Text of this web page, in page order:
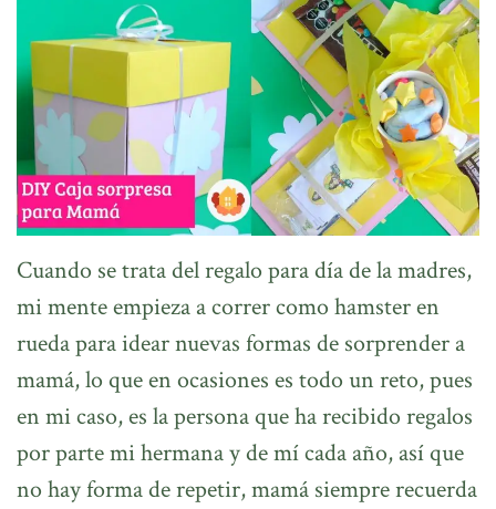
Cuando se trata del regalo para día de la madres,
mi mente empieza a correr como hamster en
rueda para idear nuevas formas de sorprender a
mamá, lo que en ocasiones es todo un reto, pues
en mi caso, es la persona que ha recibido regalos
por parte mi hermana y de mí cada año, así que
no hay forma de repetir, mamá siempre recuerda